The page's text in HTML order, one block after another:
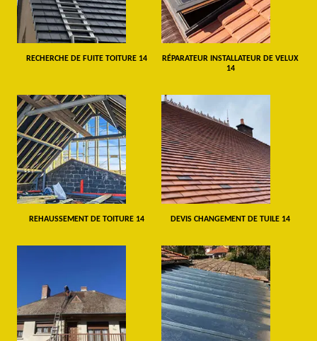
RECHERCHE DE FUITE TOITURE 14
RÉPARATEUR INSTALLATEUR DE VELUX
14
REHAUSSEMENT DE TOITURE 14 DEVIS CHANGEMENT DE TUILE 14